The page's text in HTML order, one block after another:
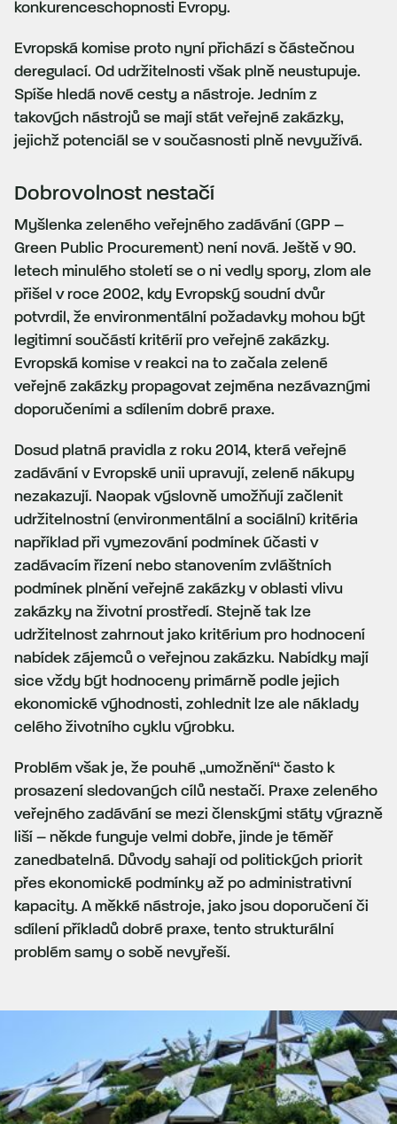
konkurenceschopnosti Evropy.
Evropská komise proto nyní přichází s částečnou
deregulací. Od udržitelnosti však plně neustupuje.
Spíše hledá nové cesty a nástroje. Jedním z
takových nástrojů se mají stát veřejné zakázky,
jejichž potenciál se v současnosti plně nevyužívá.
Dobrovolnost nestačí
Myšlenka zeleného veřejného zadávání (GPP –
Green Public Procurement) není nová. Ještě v 90.
letech minulého století se o ni vedly spory, zlom ale
přišel v roce 2002, kdy Evropský soudní dvůr
potvrdil, že environmentální požadavky mohou být
legitimní součástí kritérií pro veřejné zakázky.
Evropská komise v reakci na to začala zelené
veřejné zakázky propagovat zejména nezávaznými
doporučeními a sdílením dobré praxe.
Dosud platná pravidla z roku 2014, která veřejné
zadávání v Evropské unii upravují, zelené nákupy
nezakazují. Naopak výslovně umožňují začlenit
udržitelnostní (environmentální a sociální) kritéria
například při vymezování podmínek účasti v
zadávacím řízení nebo stanovením zvláštních
podmínek plnění veřejné zakázky v oblasti vlivu
zakázky na životní prostředí. Stejně tak lze
udržitelnost zahrnout jako kritérium pro hodnocení
nabídek zájemců o veřejnou zakázku. Nabídky mají
sice vždy být hodnoceny primárně podle jejich
ekonomické výhodnosti, zohlednit lze ale náklady
celého životního cyklu výrobku.
Problém však je, že pouhé „umožnění“ často k
prosazení sledovaných cílů nestačí. Praxe zeleného
veřejného zadávání se mezi členskými státy výrazně
liší – někde funguje velmi dobře, jinde je téměř
zanedbatelná. Důvody sahají od politických priorit
přes ekonomické podmínky až po administrativní
kapacity. A měkké nástroje, jako jsou doporučení či
sdílení příkladů dobré praxe, tento strukturální
problém samy o sobě nevyřeší.